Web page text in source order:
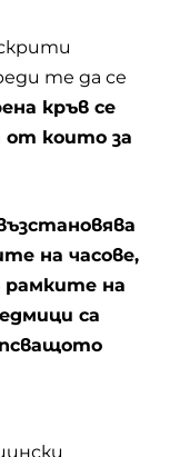
те да се
кръв се
от които за
на часове,
рамките на
са